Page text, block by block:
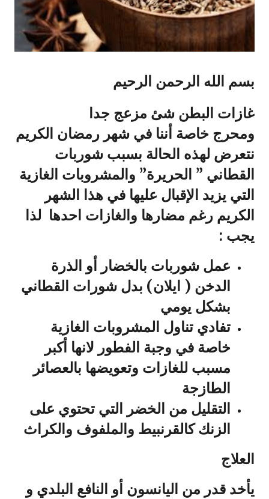
بسم الله الرحمن الرحيم
غازات البطن شئ مزعج جدا
ومحرج خاصة أننا في شهر رمضان الكريم
نتعرض لهذه الحالة بسبب شوربات
القطاني ” الحريرة” والمشروبات الغازية
التي يزيد الإقبال عليها في هذا الشهر
الكريم رغم مضارها والغازات احدها لذا
يجب :
عمل شوربات بالخضار أو الذرة
الدخن ( ايلان) بدل شورات القطاني
بشكل يومي
تفادي تناول المشروبات الغازية
خاصة في وجبة الفطور لانها أكبر
مسبب للغازات وتعويضها بالعصائر
الطازجة
التقليل من الخضر التي تحتوي على
الزنك كالقرنبيط والملفوف والكراث
العلاج
يأخد قدر من اليانسون أو النافع البلدي و